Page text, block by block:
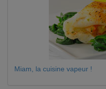
Miam, la cuisine vapeur !